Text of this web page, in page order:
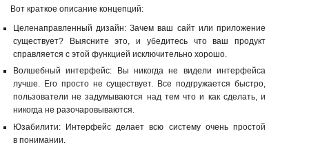
Вот краткое описание концепций:
Целенаправленный дизайн: Зачем ваш сайт или приложение
существует? Выясните это, и убедитесь что ваш продукт
справляется с этой функцией исключительно хорошо.
Волшебный интерфейс: Вы никогда не видели интерфейса
лучше. Его просто не существует. Все подгружается быстро,
пользователи не задумываются над тем что и как сделать, и
никогда не разочаровываются.
Юзабилити: Интерфейс делает всю систему очень простой
в понимании.